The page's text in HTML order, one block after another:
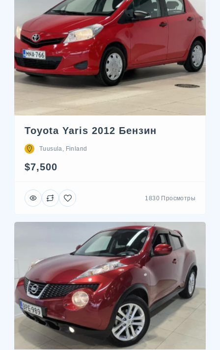
Toyota Yaris 2012 Бензин
Tuusula, Finland
$7,500
1830 Просмотры